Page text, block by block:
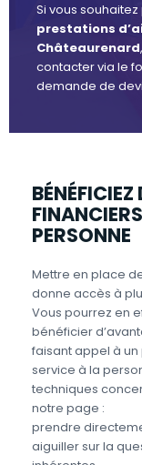
Si vous
prestations
Châteaurenard
contacter via le
demande de
PERSONNE
Mettre en place
donne accès à
Vous pourrez en
bénéficier
faisant appel à un
service à la
techniques
notre page :
prendre
aiguiller sur la